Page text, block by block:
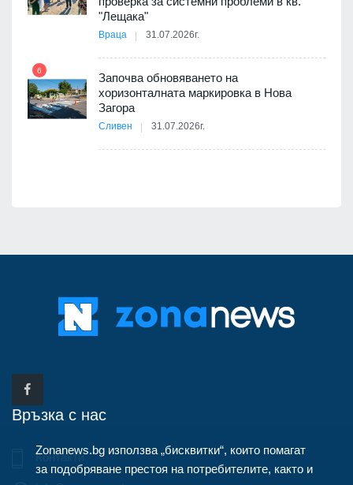
"Лещака"
Враца 31.07.2026г.
6
Започва обновяването на
хоризонталната маркировка в Нова
Загора
Сливен 31.07.2026г.
Връзка с нас
Контакти
Zonanews.bg използва „бисквитки“, които помагат
за подобряване престоя на потребителите, както и